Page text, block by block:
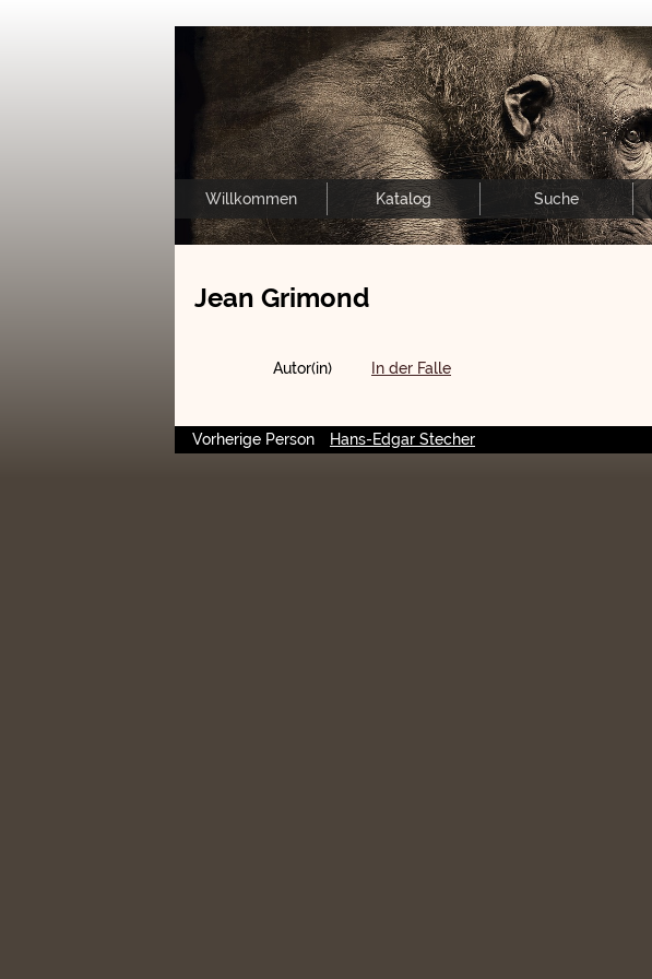
Willkommen Katalog Suche
Jean Grimond
Autor(in) In der Falle
Vorherige Person Hans-Edgar Stecher